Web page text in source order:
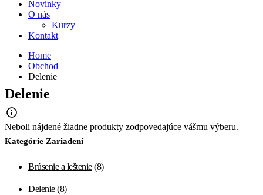
Novinky
O nás
Kurzy
Kontakt
Home
Obchod
Delenie
Delenie
Neboli nájdené žiadne produkty zodpovedajúce vášmu výberu.
Kategórie Zariadení
Brúsenie a leštenie (8)
Delenie (8)